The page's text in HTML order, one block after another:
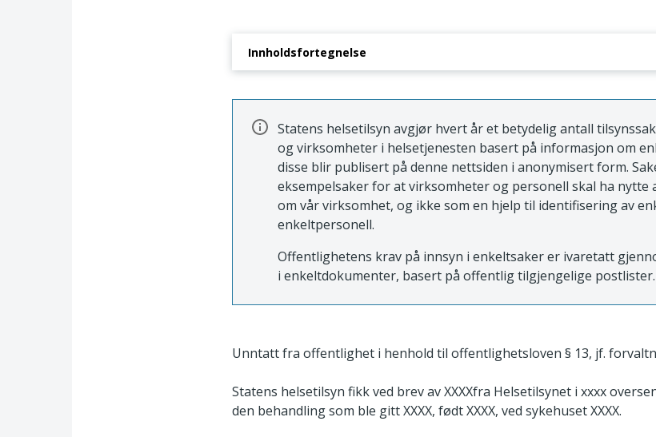
Innholdsfortegnelse
Statens helsetilsyn avgjør hvert år et betydelig antall
og virksomheter i helsetjenesten basert på informasjon om
disse blir publisert på denne nettsiden i anonymisert form.
eksempelsaker for at virksomheter og personell skal ha nytte
om vår virksomhet, og ikke som en hjelp til identifisering av
enkeltpersonell.
Offentlighetens krav på innsyn i enkeltsaker er ivaretatt
i enkeltdokumenter, basert på offentlig tilgjengelige postlister.
Unntatt fra offentlighet i henhold til offentlighetsloven § 13, jf.
Statens helsetilsyn fikk ved brev av XXXXfra Helsetilsynet i xxxx
den behandling som ble gitt XXXX, født XXXX, ved sykehuset XXXX.